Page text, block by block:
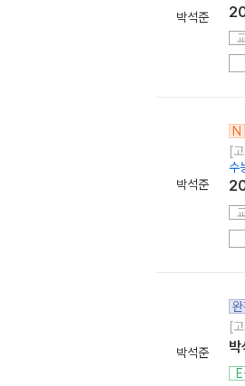
박석준
박석준
N
[
수
박석준
[